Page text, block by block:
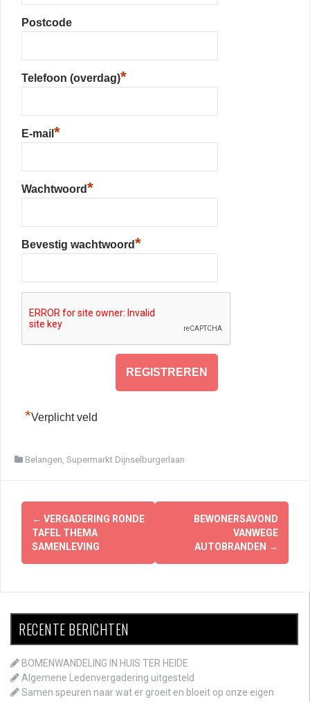
Postcode
Telefoon (overdag)*
E-mail *
Wachtwoord*
Bevestig wachtwoord*
*Verplicht veld
Belangen, Supermarkt Dijnselburgerlaan
Berichtnavigatie
← VERGADERING RONDE
TAFEL THEMA
SAMENLEVING
BEWONERSAVOND
VANWEGE
AUTOBRANDEN →
RECENTE BERICHTEN
BOMENWANDELING IN HUIS TER HEIDE
Algemene Ledenvergadering uitgesteld
Samen speuren naar wat er groeit en bloeit op onze eigen